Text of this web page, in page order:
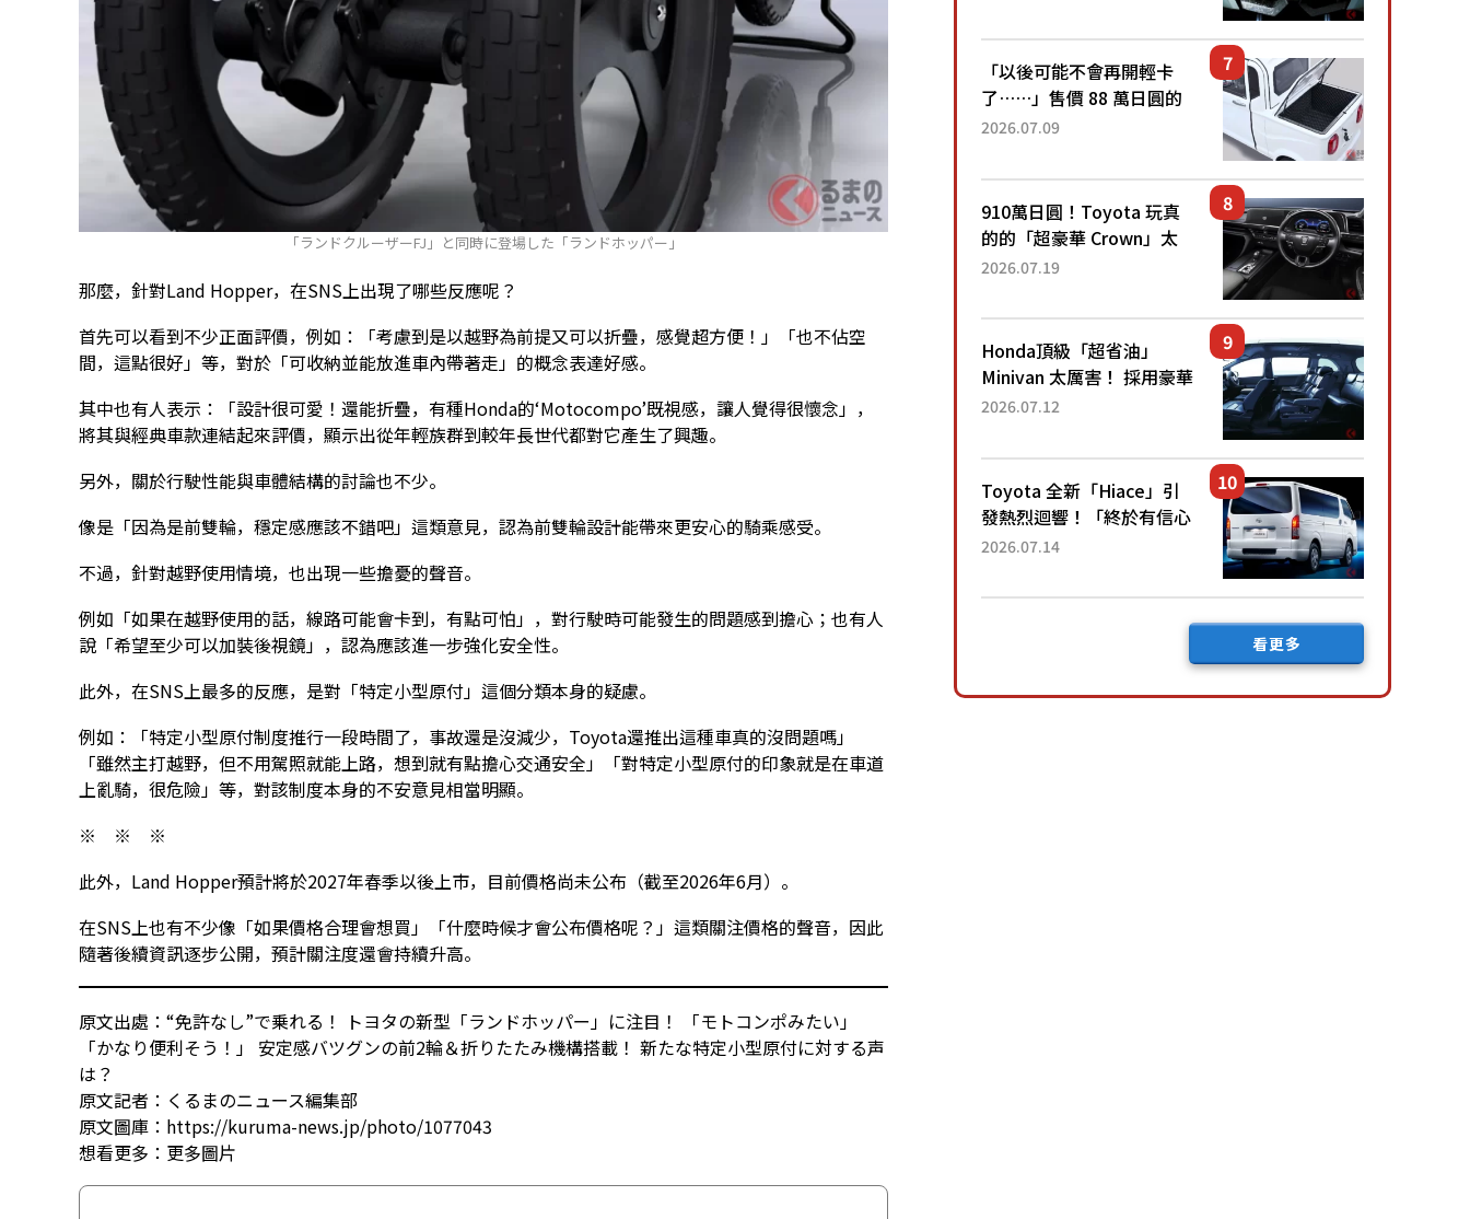
「ランドクルーザーFJ」と同時に登場した「ランドホッパー」
那麼，針對Land Hopper，在SNS上出現了哪些反應呢？
首先可以看到不少正面評價，例如：「考慮到是以越野為前提又可以折疊，感覺超方便！」「也不佔空
間，這點很好」等，對於「可收納並能放進車內帶著走」的概念表達好感。
其中也有人表示：「設計很可愛！還能折疊，有種Honda的‘Motocompo’既視感，讓人覺得很懷念」，
將其與經典車款連結起來評價，顯示出從年輕族群到較年長世代都對它產生了興趣。
另外，關於行駛性能與車體結構的討論也不少。
像是「因為是前雙輪，穩定感應該不錯吧」這類意見，認為前雙輪設計能帶來更安心的騎乘感受。
不過，針對越野使用情境，也出現一些擔憂的聲音。
例如「如果在越野使用的話，線路可能會卡到，有點可怕」，對行駛時可能發生的問題感到擔心；也有人
說「希望至少可以加裝後視鏡」，認為應該進一步強化安全性。
此外，在SNS上最多的反應，是對「特定小型原付」這個分類本身的疑慮。
例如：「特定小型原付制度推行一段時間了，事故還是沒減少，Toyota還推出這種車真的沒問題嗎」
「雖然主打越野，但不用駕照就能上路，想到就有點擔心交通安全」「對特定小型原付的印象就是在車道
上亂騎，很危險」等，對該制度本身的不安意見相當明顯。
※ ※ ※
此外，Land Hopper預計將於2027年春季以後上市，目前價格尚未公布（截至2026年6月）。
在SNS上也有不少像「如果價格合理會想買」「什麼時候才會公布價格呢？」這類關注價格的聲音，因此
隨著後續資訊逐步公開，預計關注度還會持續升高。
原文出處：“免許なし”で乗れる！ トヨタの新型「ランドホッパー」に注目！ 「モトコンポみたい」
「かなり便利そう！」 安定感バツグンの前2輪＆折りたたみ機構搭載！ 新たな特定小型原付に対する声
は？
原文記者：くるまのニュース編集部
原文圖庫：https://kuruma-news.jp/photo/1077043
想看更多： 更多圖片
高階「Super Sport」車款
相同的...
「以後可能不會再開輕卡
了……」售價 88 萬日圓的
「超迷你輕型貨車」引發兩
100 公里！」「免驗車真的
太棒了！...
2026.07.09
910萬日圓！Toyota 玩真
的的「超豪華 Crown」太
厲害了！採用由「匠人技
運動化「底盤設定」！還配
備專屬豪華...
2026.07.19
Honda頂級「超省油」
Minivan 太厲害！ 採用豪華
「真皮座椅」與專屬「黑色
公里，兼具優異節能表現與
舒適「三...
2026.07.12
Toyota 全新「Hiace」引
發熱烈迴響！「終於有信心
下訂了！」「哪個等級交車
後竟然還要等「超過半年」
2026.07.14
看更多